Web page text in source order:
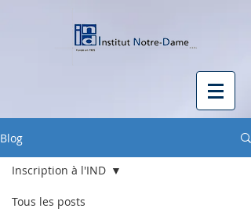
Blog
Tous les posts
Inscription à l'IND